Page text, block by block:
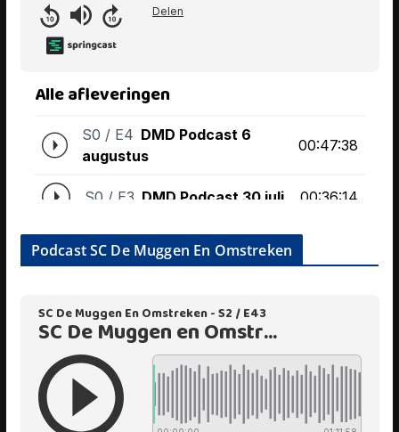
Podcast SC De Muggen En Omstreken